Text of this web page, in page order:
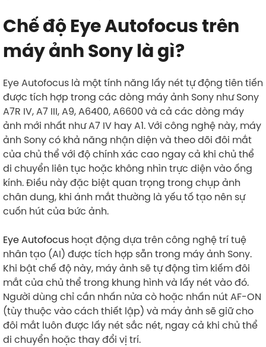
Chế độ Eye Autofocus trên
máy ảnh Sony là gì?
Eye Autofocus là một tính năng lấy nét tự động tiên tiến
được tích hợp trong các dòng máy ảnh Sony như Sony
A7R IV, A7 III, A9, A6400, A6600 và cả các dòng máy
ảnh mới nhất như A7 IV hay A1. Với công nghệ này, máy
ảnh Sony có khả năng nhận diện và theo dõi đôi mắt
của chủ thể với độ chính xác cao ngay cả khi chủ thể
di chuyển liên tục hoặc không nhìn trực diện vào ống
kính. Điều này đặc biệt quan trọng trong chụp ảnh
chân dung, khi ánh mắt thường là yếu tố tạo nên sự
cuốn hút của bức ảnh.
Eye Autofocus hoạt động dựa trên công nghệ trí tuệ
nhân tạo (AI) được tích hợp sẵn trong máy ảnh Sony.
Khi bật chế độ này, máy ảnh sẽ tự động tìm kiếm đôi
mắt của chủ thể trong khung hình và lấy nét vào đó.
Người dùng chỉ cần nhấn nửa cò hoặc nhấn nút AF-ON
(tùy thuộc vào cách thiết lập) và máy ảnh sẽ giữ cho
đôi mắt luôn được lấy nét sắc nét, ngay cả khi chủ thể
di chuyển hoặc thay đổi vị trí.